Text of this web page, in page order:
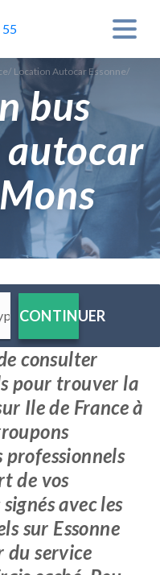
55
/ Location Autocar Essonne/
bus
CONTINUER
consulter
pour trouver la
Ile de France à
professionnels
de vos
avec les
sur Essonne
service